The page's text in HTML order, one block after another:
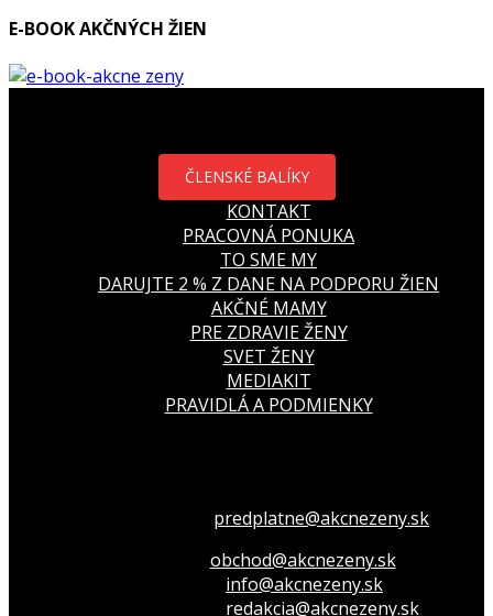
E-BOOK AKČNÝCH ŽIEN
ČLENSKÉ BALÍKY
KONTAKT
PRACOVNÁ PONUKA
TO SME MY
DARUJTE 2 % Z DANE NA PODPORU ŽIEN
AKČNÉ MAMY
PRE ZDRAVIE ŽENY
SVET ŽENY
MEDIAKIT
PRAVIDLÁ A PODMIENKY
predplatne@akcnezeny.sk
obchod@akcnezeny.sk
info@akcnezeny.sk
redakcia@akcnezeny.sk